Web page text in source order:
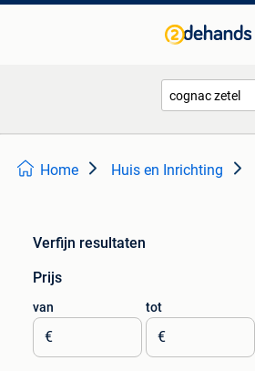
Home Huis en Inrichting
Verfijn resultaten
Prijs
van
€
tot
€